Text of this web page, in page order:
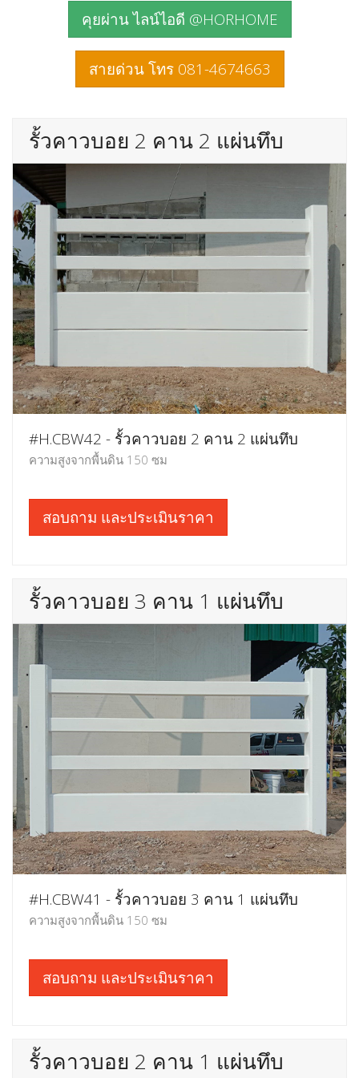
คุยผ่าน ไลน์ไอดี @HORHOME
สายด่วน โทร 081-4674663
รั้วคาวบอย 2 คาน 2 แผ่นทึบ
#H.CBW42 - รั้วคาวบอย 2 คาน 2 แผ่นทึบ
ความสูงจากพื้นดิน 150 ซม
สอบถาม และประเมินราคา
รั้วคาวบอย 3 คาน 1 แผ่นทึบ
#H.CBW41 - รั้วคาวบอย 3 คาน 1 แผ่นทึบ
ความสูงจากพื้นดิน 150 ซม
สอบถาม และประเมินราคา
รั้วคาวบอย 2 คาน 1 แผ่นทึบ